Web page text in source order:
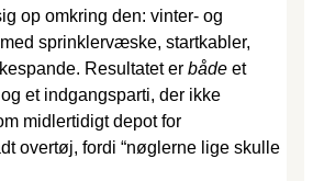
op omkring den: vinter- og
sprinklervæske, startkabler,
Resultatet er både et
et indgangsparti, der ikke
midlertidigt depot for
overtøj, fordi “nøglerne lige skulle